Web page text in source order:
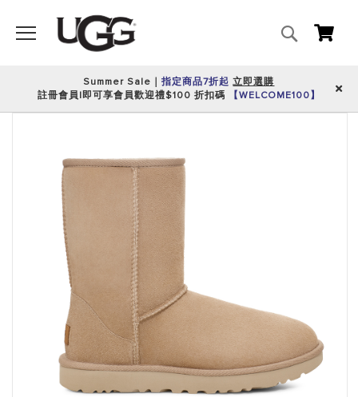
搜
我
Summer Sale｜指定商品7折起立即選購
註冊會員|即可享會員歡迎禮$100 折扣碼
【WELCOME100】